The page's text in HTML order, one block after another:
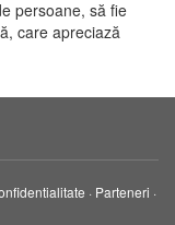
persoane, să fie
care apreciază
· Parteneri ·